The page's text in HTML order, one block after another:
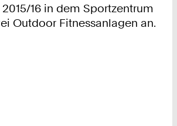
16 in dem Sportzentrum
Outdoor Fitnessanlagen an.